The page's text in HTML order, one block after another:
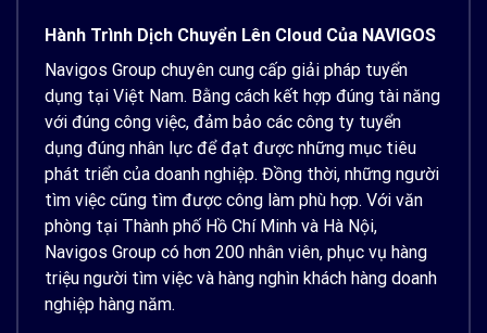
Hành Trình Dịch Chuyển Lên Cloud Của NAVIGOS
Navigos Group chuyên cung cấp giải pháp tuyển
dụng tại Việt Nam. Bằng cách kết hợp đúng tài năng
với đúng công việc, đảm bảo các công ty tuyển
dụng đúng nhân lực để đạt được những mục tiêu
phát triển của doanh nghiệp. Đồng thời, những người
tìm việc cũng tìm được công làm phù hợp. Với văn
phòng tại Thành phố Hồ Chí Minh và Hà Nội,
Navigos Group có hơn 200 nhân viên, phục vụ hàng
triệu người tìm việc và hàng nghìn khách hàng doanh
nghiệp hàng năm.